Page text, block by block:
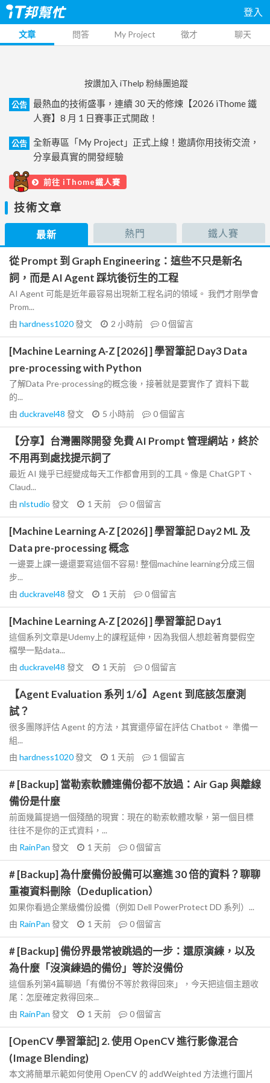
登入
文章 問答 My Project 徵才 聊天
按讚加入 iThelp 粉絲團追蹤
公告
最熱血的技術盛事，連續 30 天的修煉【2026 iThome 鐵
人賽】8 月 1 日賽事正式開啟！
公告
全新專區「My Project」正式上線！邀請你用技術交流，
分享最真實的開發經驗
前往 iThome鐵人賽
技術文章
最新 熱門 鐵人賽
從 Prompt 到 Graph Engineering：這些不只是新名
詞，而是 AI Agent 踩坑後衍生的工程
AI Agent 可能是近年最容易出現新工程名詞的領域。 我們才剛學會
Prom...
由 hardness1020發文 2 小時前 0個留言
[Machine Learning A-Z [2026] ] 學習筆記 Day3 Data
pre-processing with Python
了解Data Pre-processing的概念後，接著就是要實作了 資料下載
的...
由 duckravel48 發文 5 小時前 0個留言
【分享】台灣團隊開發 免費 AI Prompt 管理網站，終於
不用再到處找提示詞了
最近 AI 幾乎已經變成每天工作都會用到的工具。像是 ChatGPT、
Claud...
由 nlstudio 發文 1 天前 0個留言
[Machine Learning A-Z [2026] ] 學習筆記 Day2 ML 及
Data pre-processing 概念
一邊要上課一邊還要寫這個不容易! 整個machine learning分成三個
步...
由 duckravel48 發文 1 天前 0個留言
[Machine Learning A-Z [2026] ] 學習筆記 Day1
這個系列文章是Udemy上的課程延伸，因為我個人想趁著育嬰假空
檔學一點data...
由 duckravel48 發文 1 天前 0個留言
【Agent Evaluation 系列 1/6】Agent 到底該怎麼測
試？
很多團隊評估 Agent 的方法，其實還停留在評估 Chatbot。 準備一
組...
由 hardness1020發文 1 天前 1 個留言
# [Backup] 當勒索軟體連備份都不放過：Air Gap 與離線
備份是什麼
前面幾篇提過一個殘酷的現實：現在的勒索軟體攻擊，第一個目標
往往不是你的正式資料，...
由 RainPan 發文 1 天前 0個留言
# [Backup] 為什麼備份設備可以塞進 30 倍的資料？聊聊
重複資料刪除（Deduplication）
如果你看過企業級備份設備（例如 Dell PowerProtect DD 系列）...
由 RainPan 發文 1 天前 0個留言
# [Backup] 備份界最常被跳過的一步：還原演練，以及
為什麼「沒演練過的備份」等於沒備份
這個系列第4篇聊過「有備份不等於救得回來」，今天把這個主題收
尾：怎麼確定救得回來...
由 RainPan 發文 1 天前 0個留言
[OpenCV 學習筆記] 2. 使用 OpenCV 進行影像混合
(Image Blending)
本文將簡單示範如何使用 OpenCV 的 addWeighted 方法進行圖片